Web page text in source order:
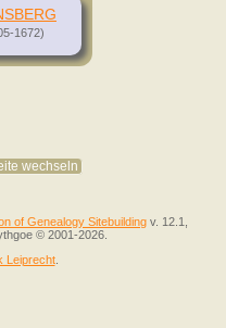
1672)
wechseln
of Genealogy Sitebuilding v. 12.1,
© 2001-2026.
Leiprecht.